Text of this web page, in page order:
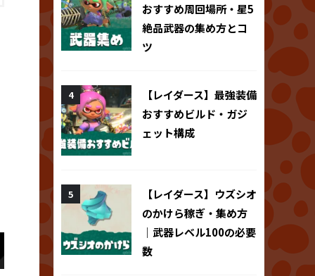
おすすめ周回場所・星5
絶品武器の集め方とコ
ツ
【レイダース】最強装備
おすすめビルド・ガジ
ェット構成
【レイダース】ウズシオ
のかけら稼ぎ・集め方
｜武器レベル100の必要
数